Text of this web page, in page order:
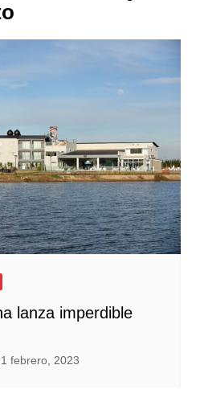
lanza imperdible
1 febrero, 2023